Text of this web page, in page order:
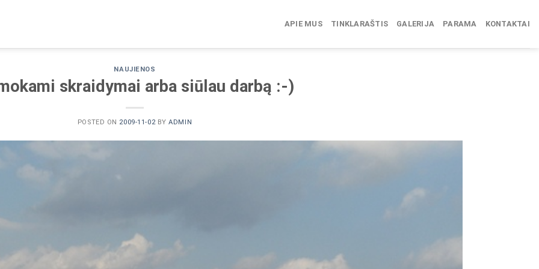
APIE MUS TINKLARAŠTIS GALERIJA PARAMA KONTAKTAI
NAUJIENOS
skraidymai arba siūlau darbą :-)
POSTED ON 2009-11-02 BYADMIN